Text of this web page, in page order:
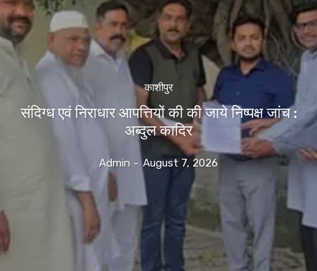
काशीपुर
संदिग्ध एवं निराधार आपत्तियों की की जाये निष्पक्ष जांच :
अब्दुल कादिर
Admin - August 7, 2026